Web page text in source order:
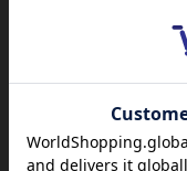
レビュー